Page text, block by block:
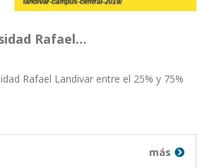
Rafael…
Rafael Landivar entre el 25% y 75%
más